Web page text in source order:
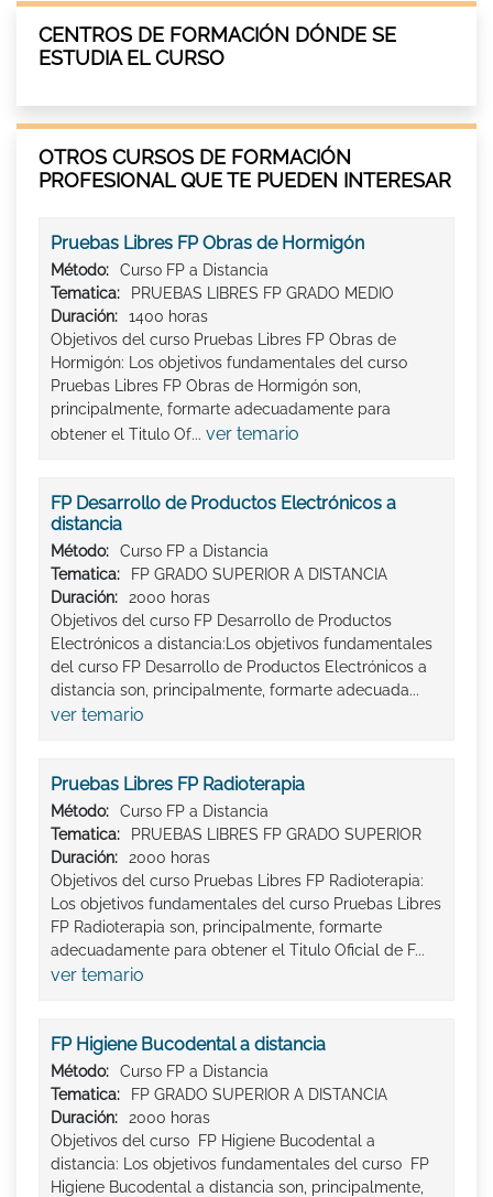
CENTROS DE FORMACIÓN DÓNDE SE
ESTUDIA EL CURSO
OTROS CURSOS DE FORMACIÓN
PROFESIONAL QUE TE PUEDEN INTERESAR
Pruebas Libres FP Obras de Hormigón
Método:
Curso FP a Distancia
Tematica:
PRUEBAS LIBRES FP GRADO MEDIO
Duración:
1400 horas
Objetivos del curso Pruebas Libres FP Obras de
Hormigón: Los objetivos fundamentales del curso
Pruebas Libres FP Obras de Hormigón son,
principalmente, formarte adecuadamente para
obtener el Titulo Of... ver temario
FP Desarrollo de Productos Electrónicos a
distancia
Método:
Curso FP a Distancia
Tematica:
FP GRADO SUPERIOR A DISTANCIA
Duración:
2000 horas
Objetivos del curso FP Desarrollo de Productos
Electrónicos a distancia:Los objetivos fundamentales
del curso FP Desarrollo de Productos Electrónicos a
distancia son, principalmente, formarte adecuada...
ver temario
Pruebas Libres FP Radioterapia
Método:
Curso FP a Distancia
Tematica:
PRUEBAS LIBRES FP GRADO SUPERIOR
Duración:
2000 horas
Objetivos del curso Pruebas Libres FP Radioterapia:
Los objetivos fundamentales del curso Pruebas Libres
FP Radioterapia son, principalmente, formarte
adecuadamente para obtener el Titulo Oficial de F...
ver temario
FP Higiene Bucodental a distancia
Método:
Curso FP a Distancia
Tematica:
FP GRADO SUPERIOR A DISTANCIA
Duración:
2000 horas
Objetivos del curso FP Higiene Bucodental a
distancia: Los objetivos fundamentales del curso FP
Higiene Bucodental a distancia son, principalmente,